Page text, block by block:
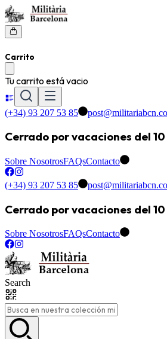
Carrito
Tu carrito está vacio
(+34) 93 207 53 85
Cerrado por vacaciones del
Sobre NosotrosFAQsContacto
(+34) 93 207 53 85
Cerrado por vacaciones del
Sobre NosotrosFAQsContacto
Search